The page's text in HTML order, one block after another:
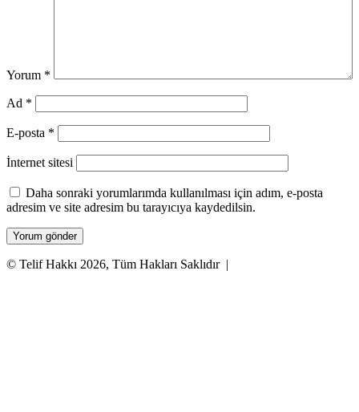
Yorum *
Ad *
E-posta *
İnternet sitesi
Daha sonraki yorumlarımda kullanılması için adım, e-posta
adresim ve site adresim bu tarayıcıya kaydedilsin.
© Telif Hakkı 2026, Tüm Hakları Saklıdır |